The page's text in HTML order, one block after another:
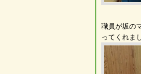
職員が坂の
ってくれま